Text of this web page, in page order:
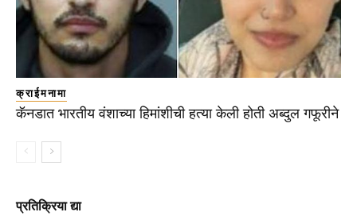
क्राईमनामा
कॅनडात भारतीय वंशाच्या हिमांशीची हत्या केली होती अब्दुल गफूरीने
प्रतिक्रिया द्या